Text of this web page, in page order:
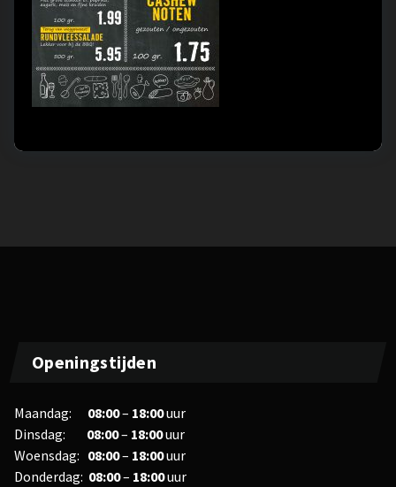
Openingstijden
Maandag: 08:00– 18:00uur
Dinsdag: 08:00– 18:00uur
Woensdag: 08:00– 18:00uur
Donderdag: 08:00– 18:00uur